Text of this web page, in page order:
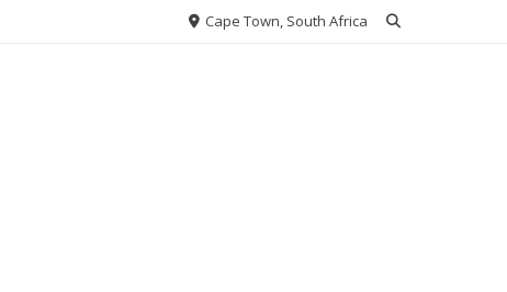
Cape Town, South Africa